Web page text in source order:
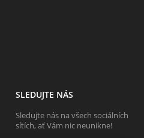
SLEDUJTE NÁS
Sledujte nás na všech sociálních
sítích, ať Vám nic neunikne!